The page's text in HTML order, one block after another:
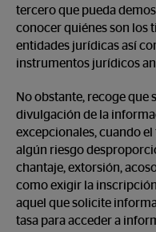
tercero que pueda
conocer quiénes son los
entidades jurídicas así
instrumentos jurídicos
No obstante, recoge que
divulgación de la
excepcionales, cuando
algún riesgo
chantaje, extorsión,
como exigir la
aquel que solicite
tasa para acceder a